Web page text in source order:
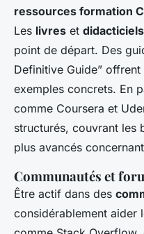
ressources formation
Les livres et
point de départ. Des
Definitive Guide”
exemples concrets. En
comme Coursera et
structurés, couvrant les
plus avancés concernant
Communautés et
Être actif dans des
considérablement aider